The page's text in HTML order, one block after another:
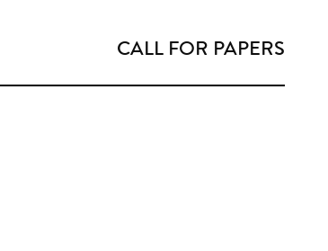
CALL FOR PAPERS